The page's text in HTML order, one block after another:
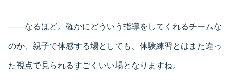
――なるほど。確かにどういう指導をしてくれるチームな
のか、親子で体感する場としても、体験練習とはまた違っ
た視点で見られるすごくいい場となりますね。